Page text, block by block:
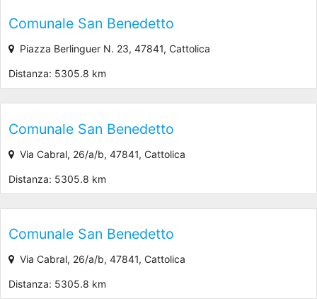
Comunale San Benedetto
Piazza Berlinguer N. 23, 47841, Cattolica
Distanza: 5305.8 km
Comunale San Benedetto
Via Cabral, 26/a/b, 47841, Cattolica
Distanza: 5305.8 km
Comunale San Benedetto
Via Cabral, 26/a/b, 47841, Cattolica
Distanza: 5305.8 km